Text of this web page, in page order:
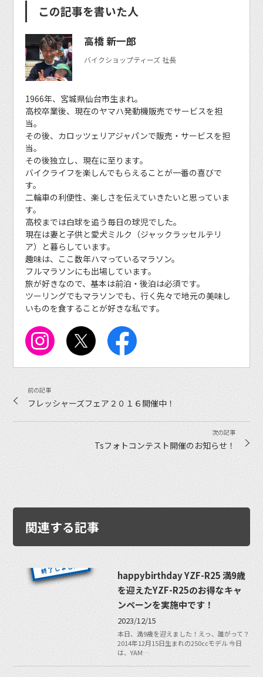
この記事を書いた人
高橋 新一郎
バイクショップティーズ 社長
1966年、宮城県仙台市生まれ。
高校卒業後、現在のヤマハ発動機販売でサービスを担
当。
その後、カロッツェリアジャパンで販売・サービスを担
当。
その後独立し、現在に至ります。
バイクライフを楽しんでもらえることが一番の喜びで
す。
二輪車の利便性、楽しさを伝えていきたいと思っていま
す。
高校までは白球を追う毎日の球児でした。
現在は妻と子供と愛犬ミルク（ジャックラッセルテリ
ア）と暮らしています。
趣味は、ここ数年ハマっているマラソン。
フルマラソンにも出場しています。
旅が好きなので、基本は前泊・後泊は必須です。
ツーリングでもマラソンでも、行く先々で地元の美味し
いものを食することが好きな私です。
フレッシャーズフェア２０１６開催中！
Tsフォトコンテスト開催のお知らせ！
関連する記事
happybirthday YZF-R25 満9歳
を迎えたYZF-R25のお得なキャ
ンペーンを実施中です！
2023/12/15
本日、満9歳を迎えました！えっ、誰がって？
2014年12月15日生まれの250ccモデル 今日
は、YAM…